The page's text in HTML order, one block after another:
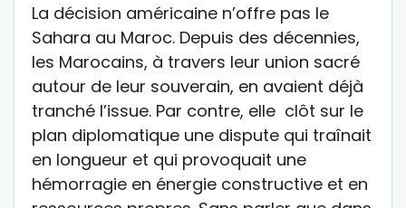
La décision américaine n’offre pas le
Sahara au Maroc. Depuis des décennies,
les Marocains, à travers leur union sacré
autour de leur souverain, en avaient déjà
tranché l’issue. Par contre, elle clôt sur le
plan diplomatique une dispute qui traînait
en longueur et qui provoquait une
hémorragie en énergie constructive et en